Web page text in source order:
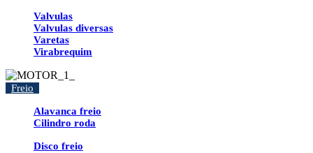
Valvulas
Valvulas diversas
Varetas
Virabrequim
Freio
Alavanca freio
Cilindro roda
Disco freio